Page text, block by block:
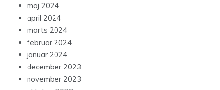
maj 2024
april 2024
marts 2024
februar 2024
januar 2024
december 2023
november 2023